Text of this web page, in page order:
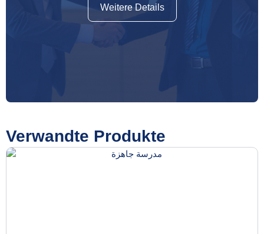
Weitere Details
Verwandte Produkte